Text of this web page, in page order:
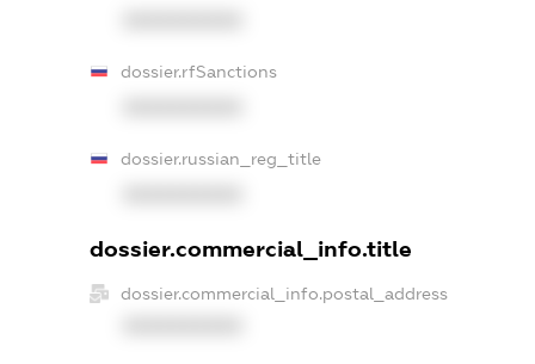
dossier.rfSanctions
dossier.russian_reg_title
dossier.commercial_info.title
dossier.commercial_info.postal_address